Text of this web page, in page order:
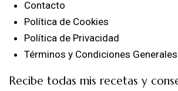
Contacto
Política de Cookies
Política de Privacidad
Términos y Condiciones
Recibe todas mis recetas y